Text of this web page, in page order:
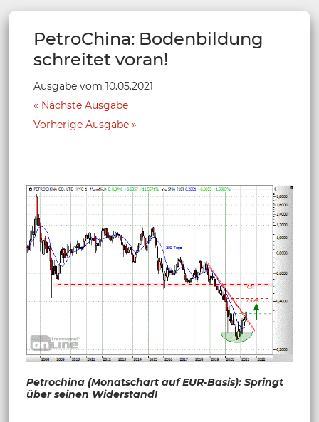
PetroChina: Bodenbildung
schreitet voran!
Ausgabe vom 10.05.2021
Nächste Ausgabe
Vorherige Ausgabe
Petrochina (Monatschart auf EUR-Basis): Springt
über seinen Widerstand!